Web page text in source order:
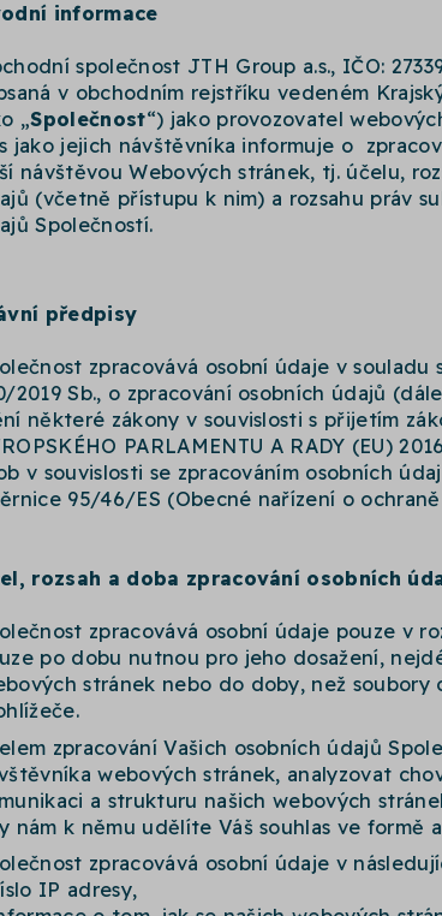
informace
společnost JTH Group a.s., IČO:
v obchodním rejstříku vedeném
„Společnost“) jako provozovatel
jako jejich návštěvníka informuje o
návštěvou Webových stránek, tj. účelu,
(včetně přístupu k nim) a rozsahu práv
Společností.
předpisy
zpracovává osobní údaje v
2019 Sb., o zpracování osobních údajů
některé zákony v souvislosti s přijetím
PARLAMENTU A RADY (EU)
v souvislosti se zpracováním osobních
95/46/ES (Obecné nařízení o
rozsah a doba zpracování osobních
zpracovává osobní údaje pouze v
po dobu nutnou pro jeho dosažení,
stránek nebo do doby, než
zpracování Vašich osobních údajů
webových stránek, analyzovat
a strukturu našich webových
nám k němu udělíte Váš souhlas ve formě
zpracovává osobní údaje v
IP adresy,